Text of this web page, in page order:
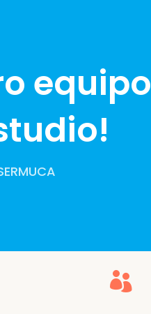
equipo
